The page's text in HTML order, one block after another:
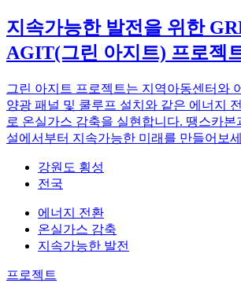
지속가능한 발전을 위한
AGIT(그린 아지트) 프로젝
그린 아지트 프로젝트는 지역아동센터와
양광 패널 및 쿨루프 설치와 같은 에너지
로 온실가스 감축을 실현합니다. 땡스카본
설에서부터 지속가능한 미래를 만들어보
강원도 횡성
전국
에너지 전환
온실가스 감축
지속가능한 발전
프로젝트